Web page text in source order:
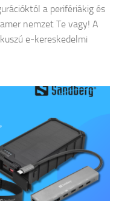
a perifériákig és
nemzet Te vagy! A
e-kereskedelmi